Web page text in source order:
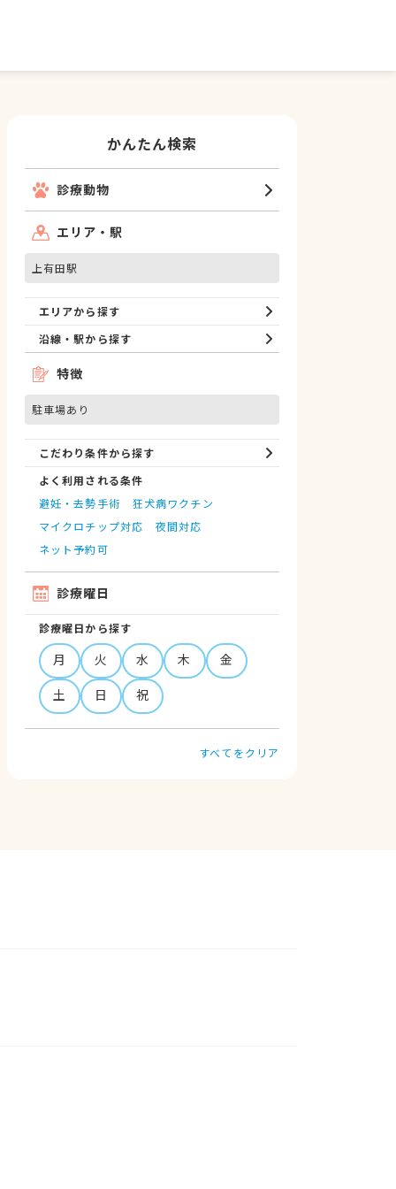
かんたん検索
診療動物
エリア・駅
上有田駅
エリアから探す
沿線・駅から探す
特徴
駐車場あり
こだわり条件から探す
よく利用される条件
避妊・去勢手術
狂犬病ワクチン
マイクロチップ対応
夜間対応
ネット予約可
診療曜日
診療曜日から探す
月 火 水 木
金
土
日 祝
すべてをクリア